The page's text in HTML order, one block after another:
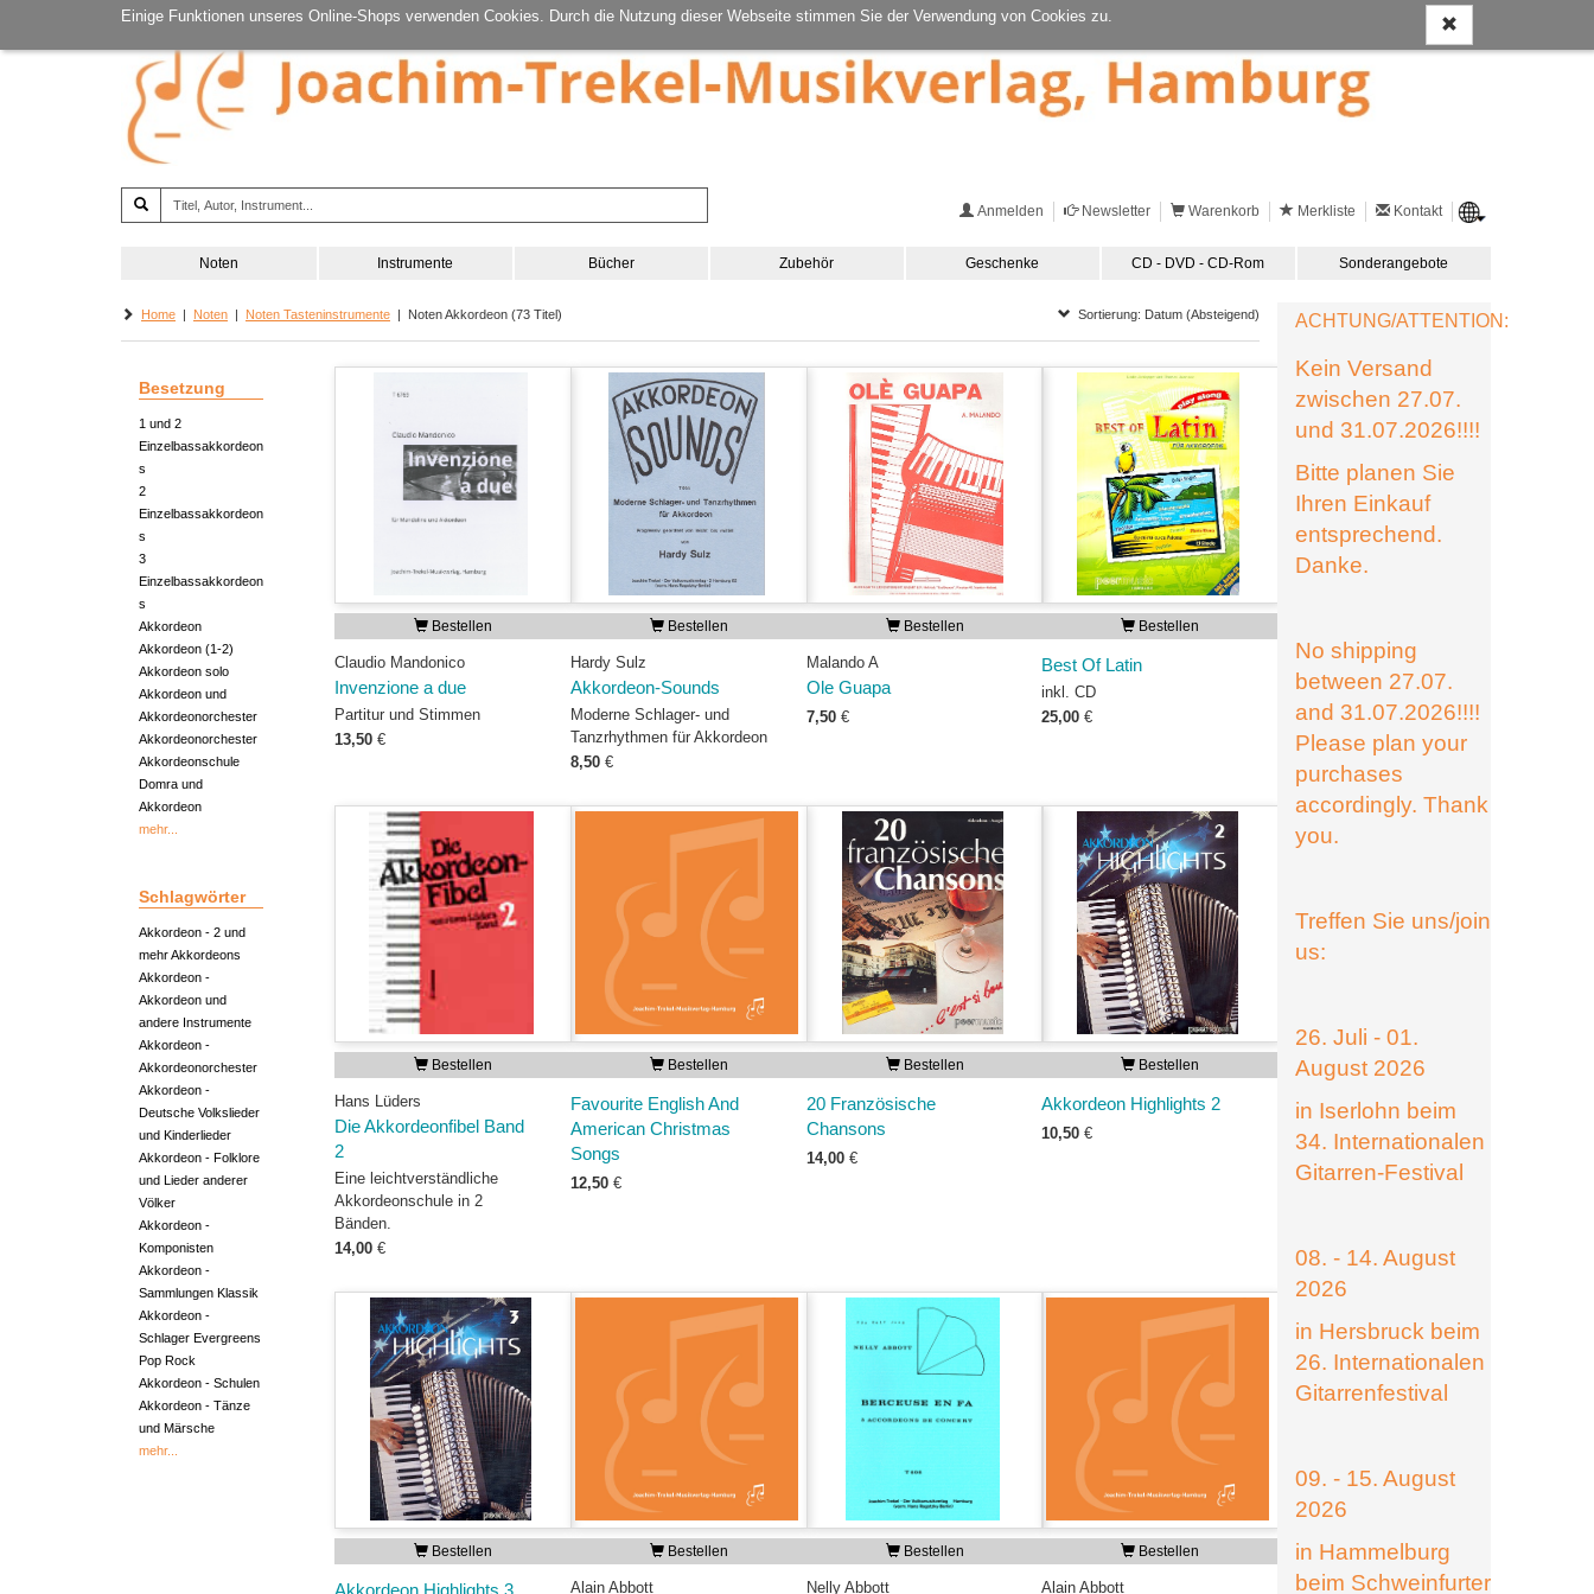
Einige Funktionen unseres Online-Shops verwenden Cookies. Durch die Nutzung dieser Webseite stimmen Sie der Verwendung von Cookies zu.
Anmelden Newsletter Warenkorb Merkliste Kontakt
Noten Instrumente Bücher Zubehör Geschenke CD - DVD - CD-Rom Sonderangebote
Home | Noten | Noten Tasteninstrumente | Noten Akkordeon (73 Titel) Sortierung: Datum (Absteigend)
Besetzung
1 und 2
Einzelbassakkordeon
s
2
Einzelbassakkordeon
s
3
Einzelbassakkordeon
s
Akkordeon
Akkordeon (1-2)
Akkordeon solo
Akkordeon und
Akkordeonorchester
Akkordeonorchester
Akkordeonschule
Domra und
Akkordeon
mehr...
Schlagwörter
Akkordeon - 2 und
mehr Akkordeons
Akkordeon -
Akkordeon und
andere Instrumente
Akkordeon -
Akkordeonorchester
Akkordeon -
Deutsche Volkslieder
und Kinderlieder
Akkordeon - Folklore
und Lieder anderer
Völker
Akkordeon -
Komponisten
Akkordeon -
Sammlungen Klassik
Akkordeon -
Schlager Evergreens
Pop Rock
Akkordeon - Schulen
Akkordeon - Tänze
und Märsche
mehr...
Bestellen
Claudio Mandonico
Invenzione a due
Partitur und Stimmen
13,50 €
Bestellen
Hardy Sulz
Akkordeon-Sounds
Moderne Schlager- und
Tanzrhythmen für Akkordeon
8,50 €
Bestellen
Malando A
Ole Guapa
7,50 €
Bestellen
Best Of Latin
inkl. CD
25,00€
Bestellen
Hans Lüders
Die Akkordeonfibel Band
2
Eine leichtverständliche
Akkordeonschule in 2
Bänden.
14,00 €
Bestellen
Favourite English And
American Christmas
Songs
12,50 €
Bestellen
20 Französische
Chansons
14,00 €
Bestellen
Akkordeon Highlights 2
10,50€
Bestellen Bestellen
Alain Abbott
Bestellen
Nelly Abbott
Bestellen
Alain Abbott
ACHTUNG/ATTENTION:
Kein Versand
zwischen 27.07.
und 31.07.2026!!!!
Bitte planen Sie
Ihren Einkauf
entsprechend.
Danke.
No shipping
between 27.07.
and 31.07.2026!!!!
Please plan your
purchases
accordingly. Thank
you.
Treffen Sie uns/join
us:
26. Juli - 01.
August 2026
in Iserlohn beim
34. Internationalen
Gitarren-Festival
08. - 14. August
2026
in Hersbruck beim
26. Internationalen
Gitarrenfestival
09. - 15. August
2026
in Hammelburg
beim Schweinfurter